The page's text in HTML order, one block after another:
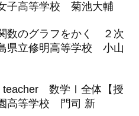
子高等学校 菊池大輔
のグラフをかく ２次
県立修明高等学校 小山
数学Ⅰ全体【授
高等学校 門司 新